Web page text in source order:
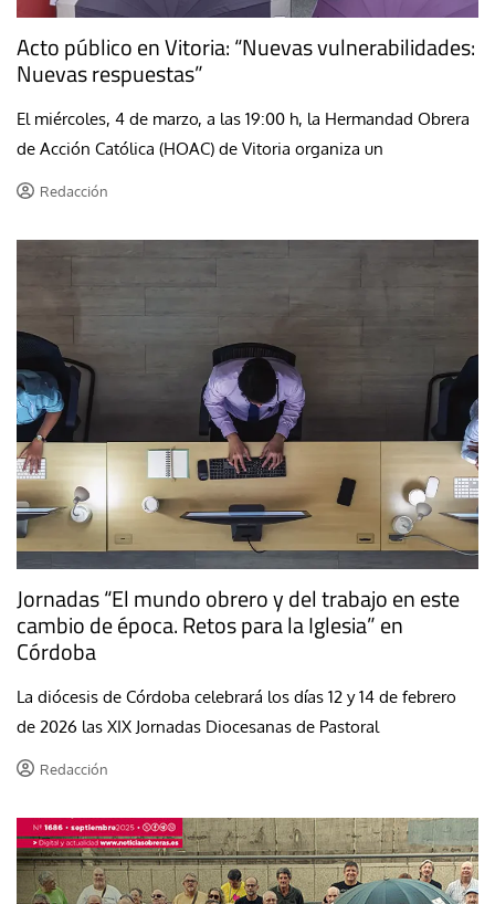
Acto público en Vitoria: “Nuevas vulnerabilidades:
Nuevas respuestas”
El miércoles, 4 de marzo, a las 19:00 h, la Hermandad Obrera
de Acción Católica (HOAC) de Vitoria organiza un
Redacción
Jornadas “El mundo obrero y del trabajo en este
cambio de época. Retos para la Iglesia” en
Córdoba
La diócesis de Córdoba celebrará los días 12 y 14 de febrero
de 2026 las XIX Jornadas Diocesanas de Pastoral
Redacción